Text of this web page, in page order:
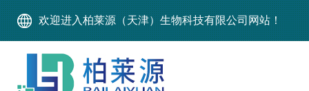
欢迎进入柏莱源（天津）生物科技有限公司网站！